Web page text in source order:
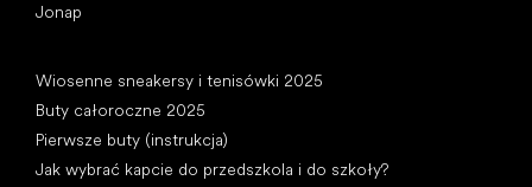
Jonap
Wiosenne sneakersy i tenisówki 2025
Buty całoroczne 2025
Pierwsze buty (instrukcja)
Jak wybrać kapcie do przedszkola i do szkoły?